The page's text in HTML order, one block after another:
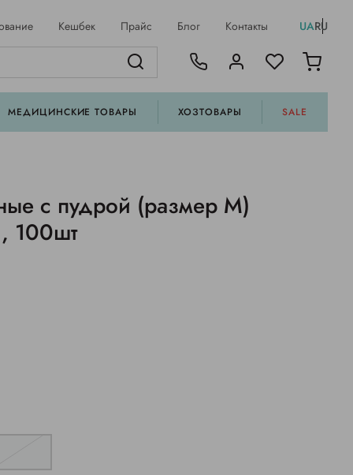
Кешбек Прайс Блог Контакты UARU
МЕДИЦИНСКИЕ ТОВАРЫ ХОЗТОВАРЫ SALE
с пудрой (размер М)
100шт